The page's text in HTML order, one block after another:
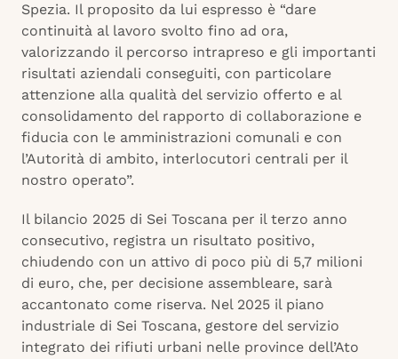
Spezia. Il proposito da lui espresso è “dare
continuità al lavoro svolto fino ad ora,
valorizzando il percorso intrapreso e gli importanti
risultati aziendali conseguiti, con particolare
attenzione alla qualità del servizio offerto e al
consolidamento del rapporto di collaborazione e
fiducia con le amministrazioni comunali e con
l’Autorità di ambito, interlocutori centrali per il
nostro operato”.
Il bilancio 2025 di Sei Toscana per il terzo anno
consecutivo, registra un risultato positivo,
chiudendo con un attivo di poco più di 5,7 milioni
di euro, che, per decisione assembleare, sarà
accantonato come riserva. Nel 2025 il piano
industriale di Sei Toscana, gestore del servizio
integrato dei rifiuti urbani nelle province dell’Ato